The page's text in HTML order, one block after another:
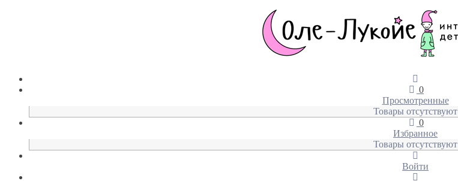
0
Просмотренные
Товары отсутствуют
0
Избранное
Товары отсутствуют
Войти